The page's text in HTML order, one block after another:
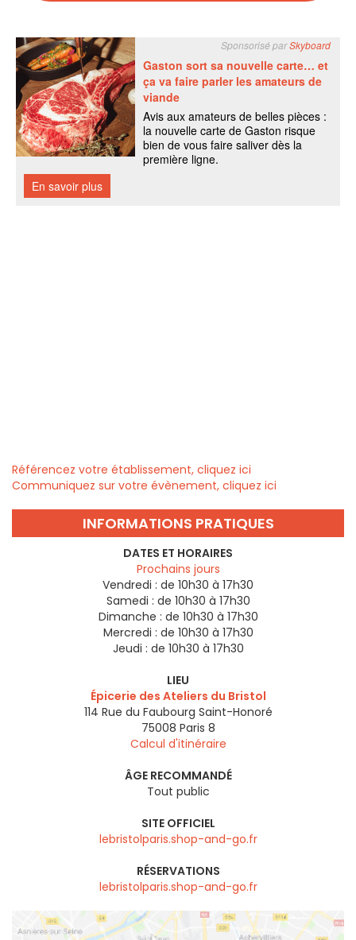
Référencez votre établissement, cliquez ici
Communiquez sur votre évènement, cliquez ici
INFORMATIONS PRATIQUES
DATES ET HORAIRES
Prochains jours
Vendredi : de 10h30 à 17h30
Samedi : de 10h30 à 17h30
Dimanche : de 10h30 à 17h30
Mercredi : de 10h30 à 17h30
Jeudi : de 10h30 à 17h30
LIEU
Épicerie des Ateliers du Bristol
114 Rue du Faubourg Saint-Honoré
75008 Paris 8
Calcul d'itinéraire
ÂGE RECOMMANDÉ
Tout public
SITE OFFICIEL
lebristolparis.shop-and-go.fr
RÉSERVATIONS
lebristolparis.shop-and-go.fr